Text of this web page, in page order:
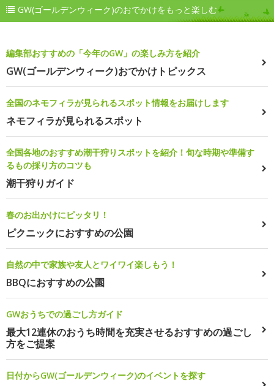
GW(ゴールデンウィーク)のおでかけをもっと楽しむ
編集部おすすめの「今年のGW」の楽しみ方を紹介
GW(ゴールデンウィーク)おでかけトピックス
全国のネモフィラが見られるスポット情報をお届けします
ネモフィラが見られるスポット
全国各地のおすすめ潮干狩りスポットを紹介！旬な時期や準備す
るもの採り方のコツも
潮干狩りガイド
春のお出かけにピッタリ！
ピクニックにおすすめの公園
自然の中で家族や友人とワイワイ楽しもう！
BBQにおすすめの公園
GWおうちでの過ごし方ガイド
最大12連休のおうち時間を充実させるおすすめの過ごし
方をご提案
日付からGW(ゴールデンウィーク)のイベントを探す